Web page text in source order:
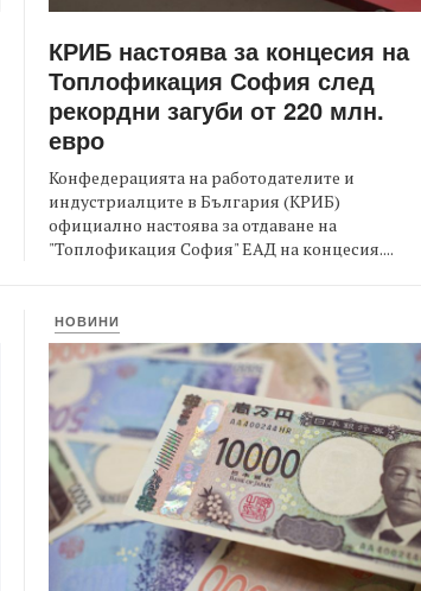
КРИБ настоява за концесия на
Топлофикация София след
рекордни загуби от 220 млн.
евро
Конфедерацията на работодателите и
индустриалците в България (КРИБ)
официално настоява за отдаване на
"Топлофикация София" ЕАД на концесия....
НОВИНИ